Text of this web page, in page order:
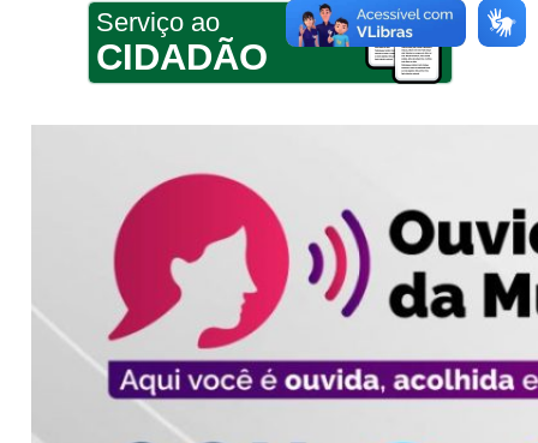
Serviço ao
CIDADÃO